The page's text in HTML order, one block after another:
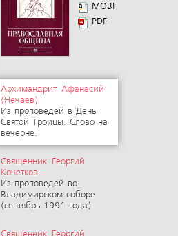
MOBI
PDF
Архимандрит Афанасий
(Нечаев)
Из проповедей в День
Святой Троицы. Слово на
вечерне.
Священник Георгий
Кочетков
Из проповедей во
Владимирском соборе
(сентябрь 1991 года)